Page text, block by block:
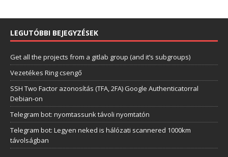
LEGUTÓBBI BEJEGYZÉSEK
Get all the projects from a gitlab group (and it’s subgroups)
Vezetékes Ring csengő
SSH Two Factor azonosítás (TFA, 2FA) Google Authenticatorral
Debian-on
Telegram bot: nyomtassunk távoli nyomtatón
Telegram bot: Legyen neked is hálózati scannered 1000km
távolságban